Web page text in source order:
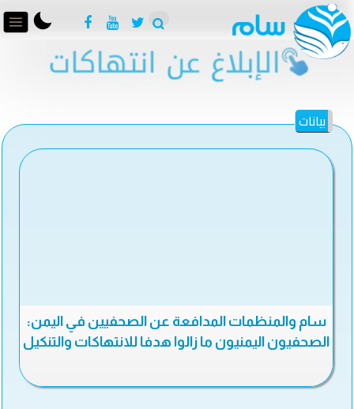
بيانات
سام والمنظمات المدافعة عن الصحفيين في اليمن:
الصحفيون اليمنيون ما زالوا هدفا للانتهاكات والتنكيل